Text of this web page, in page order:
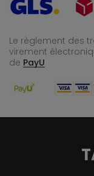
Le règlement des
virement
de PayU